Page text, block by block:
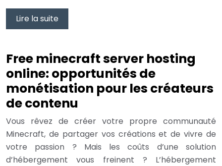
Lire la suite
Free minecraft server hosting
online: opportunités de
monétisation pour les créateurs
de contenu
Vous rêvez de créer votre propre communauté
Minecraft, de partager vos créations et de vivre de
votre passion ? Mais les coûts d’une solution
d’hébergement vous freinent ? L’hébergement